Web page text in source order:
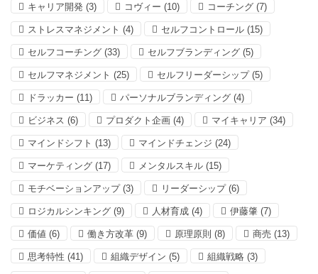
キャリア開発 (3) コヴィー (10) コーチング (7)
ストレスマネジメント (4) セルフコントロール (15)
セルフコーチング (33) セルフブランディング (5)
セルフマネジメント (25) セルフリーダーシップ(5)
ドラッカー (11) パーソナルブランディング (4)
ビジネス (6) プロダクト企画 (4) マイキャリア (34)
マインドシフト (13) マインドチェンジ (24)
マーケティング (17) メンタルスキル (15)
モチベーションアップ(3) リーダーシップ(6)
ロジカルシンキング (9) 人材育成 (4) 伊藤肇 (7)
価値 (6) 働き方改革 (9) 原理原則 (8) 商売 (13)
思考特性 (41) 組織デザイン (5) 組織戦略 (3)